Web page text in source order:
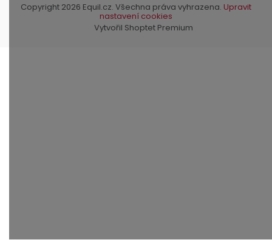
Vytvořil Shoptet Premium
Copyright 2026 Equil.cz. Všechna práva vyhrazena. Upravit
nastavení cookies